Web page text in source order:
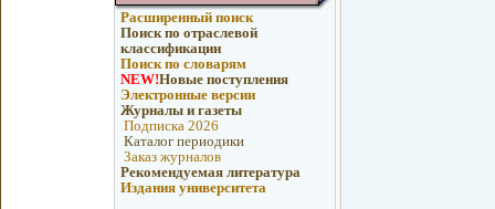
Расширенный поиск
Поиск по отраслевой
классификации
Поиск по словарям
NEW!Новые поступления
Электронные версии
Журналы и газеты
Подписка 2026
Каталог периодики
Заказ журналов
Рекомендуемая литература
Издания университета